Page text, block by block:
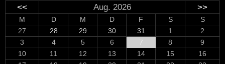
<< Aug. 2026 >>
M D M D F S
S
27
28 29 30 31 1
2
3
4 5 6 7 8
9
10
11 12 13 14 15
16